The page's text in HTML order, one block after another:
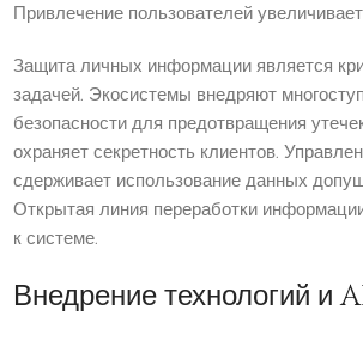
Привлечение пользователей
Защита личных информации является
задачей. Экосистемы внедряют
безопасности для предотвращения
охраняет секретность клиентов.
сдерживает использование данных
Открытая линия переработки
к системе.
Внедрение технологий и